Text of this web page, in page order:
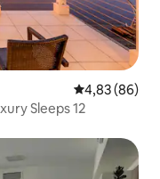
Średnia
4,83 (86)
Sleeps 12